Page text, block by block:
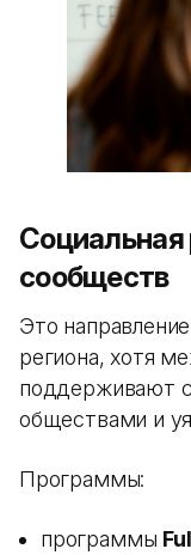
Социальная
сообществ
Это
региона, хотя
поддерживают
обществами и
Программы:
программы